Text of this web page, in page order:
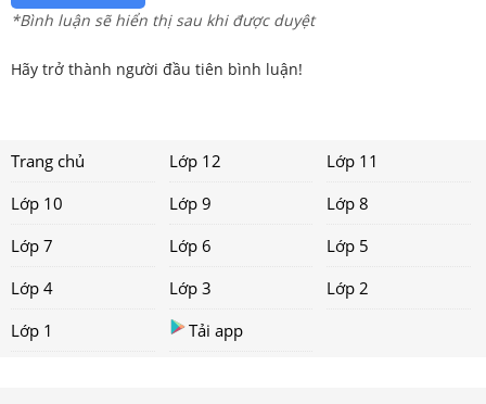
*Bình luận sẽ hiển thị sau khi được duyệt
Hãy trở thành người đầu tiên bình luận!
Trang chủ Lớp 12
Lớp 11
Lớp 10
Lớp 9
Lớp 8
Lớp 7
Lớp 6
Lớp 5
Lớp 4
Lớp 3
Lớp 2
Lớp 1
Tải app